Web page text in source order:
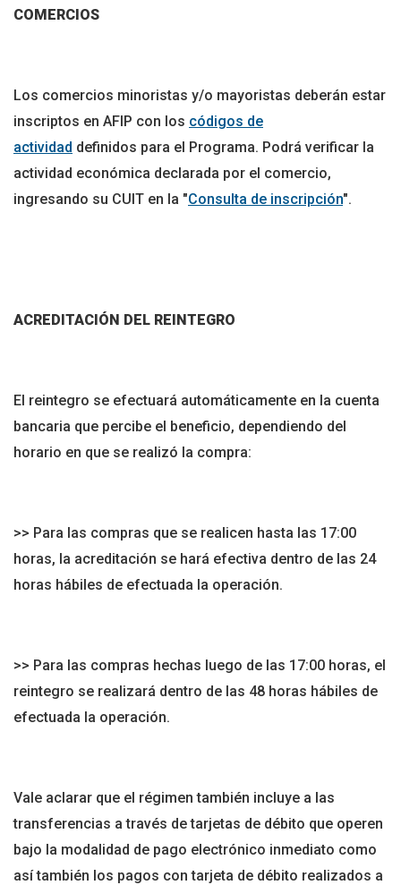
COMERCIOS
Los comercios minoristas y/o mayoristas deberán estar
inscriptos en AFIP con los códigos de
actividad definidos para el Programa. Podrá verificar la
actividad económica declarada por el comercio,
ingresando su CUIT en la "Consulta de inscripción".
ACREDITACIÓN DEL REINTEGRO
El reintegro se efectuará automáticamente en la cuenta
bancaria que percibe el beneficio, dependiendo del
horario en que se realizó la compra:
>> Para las compras que se realicen hasta las 17:00
horas, la acreditación se hará efectiva dentro de las 24
horas hábiles de efectuada la operación.
>> Para las compras hechas luego de las 17:00 horas, el
reintegro se realizará dentro de las 48 horas hábiles de
efectuada la operación.
Vale aclarar que el régimen también incluye a las
transferencias a través de tarjetas de débito que operen
bajo la modalidad de pago electrónico inmediato como
así también los pagos con tarjeta de débito realizados a